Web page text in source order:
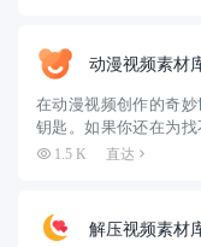
动漫视频素材
在动漫视频创作的奇
钥匙。如果你还在为
一下零八素材网，它堪
1.5 K 直达
解压视频素材